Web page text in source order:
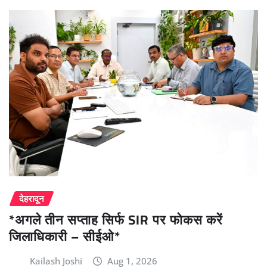
देहरादून
*अगले तीन सप्ताह सिर्फ SIR पर फोकस करें
जिलाधिकारी – सीईओ*
Kailash Joshi Aug 1, 2026